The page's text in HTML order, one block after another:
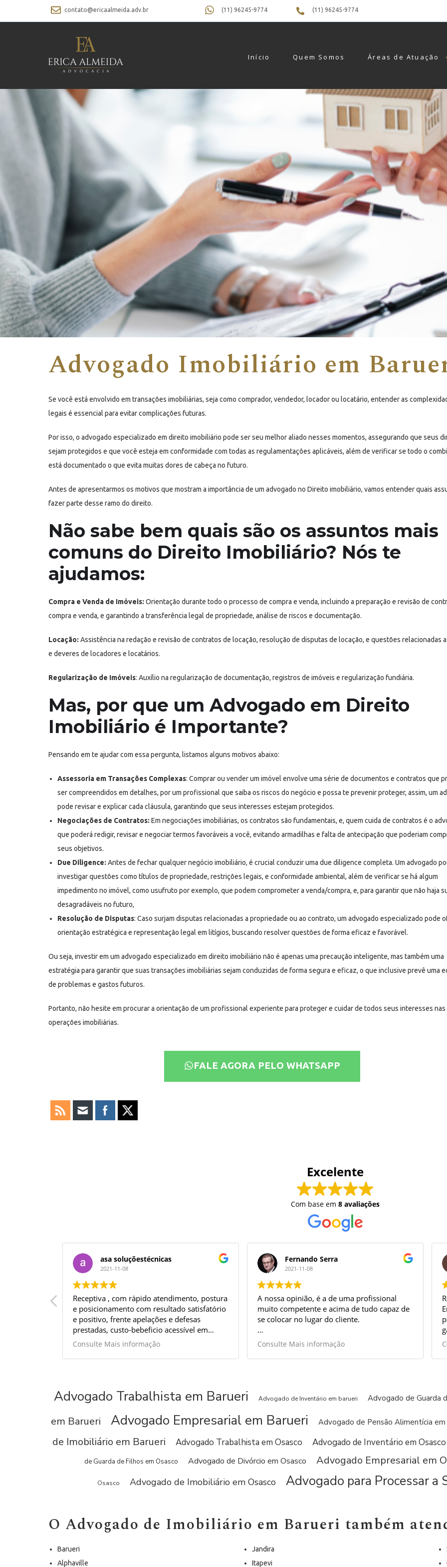
contato@ericaalmeida.adv.br (11) 96245-9774 (11) 96245-9774
Início Quem Somos Áreas de Atuação
Advogado Imobiliário em
Se você está envolvido em transações imobiliárias, seja como comprador, vendedor, locador ou locatário, entender as
legais é essencial para evitar complicações futuras.
Por isso, o advogado especializado em direito imobiliário pode ser seu melhor aliado nesses momentos, assegurando que seus
sejam protegidos e que você esteja em conformidade com todas as regulamentações aplicáveis, além de verificar se todo o
está documentado o que evita muitas dores de cabeça no futuro.
Antes de apresentarmos os motivos que mostram a importância de um advogado no Direito imobiliário, vamos entender quais
fazer parte desse ramo do direito.
Não sabe bem quais são os assuntos mais
comuns do Direito Imobiliário? Nós te
ajudamos:
Compra e Venda de Imóveis: Orientação durante todo o processo de compra e venda, incluindo a preparação e revisão de
compra e venda, e garantindo a transferência legal de propriedade, análise de riscos e documentação.
Locação: Assistência na redação e revisão de contratos de locação, resolução de disputas de locação, e questões relacionadas
e deveres de locadores e locatários.
Regularização de Imóveis: Auxílio na regularização de documentação, registros de imóveis e regularização fundiária.
Mas, por que um Advogado em Direito
Imobiliário é Importante?
Pensando em te ajudar com essa pergunta, listamos alguns motivos abaixo:
Assessoria em Transações Complexas: Comprar ou vender um imóvel envolve uma série de documentos e contratos que
ser compreendidos em detalhes, por um profissional que saiba os riscos do negócio e possa te prevenir proteger, assim, um
pode revisar e explicar cada cláusula, garantindo que seus interesses estejam protegidos.
Negociações de Contratos: Em negociações imobiliárias, os contratos são fundamentais, e, quem cuida de contratos é o
que poderá redigir, revisar e negociar termos favoráveis a você, evitando armadilhas e falta de antecipação que poderiam
seus objetivos.
Due Diligence: Antes de fechar qualquer negócio imobiliário, é crucial conduzir uma due diligence completa. Um advogado
investigar questões como títulos de propriedade, restrições legais, e conformidade ambiental, além de verificar se há algum
impedimento no imóvel, como usufruto por exemplo, que podem comprometer a venda/compra, e, para garantir que não haja
desagradáveis no futuro,
Resolução de Disputas: Caso surjam disputas relacionadas a propriedade ou ao contrato, um advogado especializado pode
orientação estratégica e representação legal em litígios, buscando resolver questões de forma eficaz e favorável.
Ou seja, investir em um advogado especializado em direito imobiliário não é apenas uma precaução inteligente, mas também uma
estratégia para garantir que suas transações imobiliárias sejam conduzidas de forma segura e eficaz, o que inclusive prevê uma
de problemas e gastos futuros.
Portanto, não hesite em procurar a orientação de um profissional experiente para proteger e cuidar de todos seus interesses nas
operações imobiliárias.
FALE AGORA PELO WHATSAPP
Excelente
Com base em 8 avaliações
asa soluçõestécnicas
2021-11-08
Receptiva , com rápido atendimento, postura
e posicionamento com resultado satisfatório
e positivo, frente apelações e defesas
prestadas, custo-bebeficio acessível em
resumo, prestação dos serviços com
Consulte Mais informação
Fernando Serra
2021-11-08
A nossa opinião, é a de uma profissional
muito competente e acima de tudo capaz de
se colocar no lugar do cliente.
Ficamos impressionados desde o primeiro
momento com o interesse e dedicação a
conhecer a nossa realidade. Sempre a
Gostamos espcialmente do foco que coloca
na solução.
Gratidão Érica Almeida por podermos contar
vários projetos.
Fernando Serra
Dir. Marketing
SMFactory - Successful Minds Ltda.
Consulte Mais informação
Advogado Trabalhista em Barueri Advogado de Inventário em barueri Advogado de Guarda
em Barueri
Advogado Empresarial em Barueri Advogado de Pensão Alimentícia em
de Imobiliário em Barueri
Advogado Trabalhista em Osasco Advogado de Inventário em Osasco
de Guarda de Filhos em Osasco Advogado de Divórcio em Osasco Advogado Empresarial em
Osasco Advogado de Imobiliário em Osasco Advogado para Processar a
O Advogado de Imobiliário em Barueri também
Barueri
Alphaville
Jandira
Itapevi